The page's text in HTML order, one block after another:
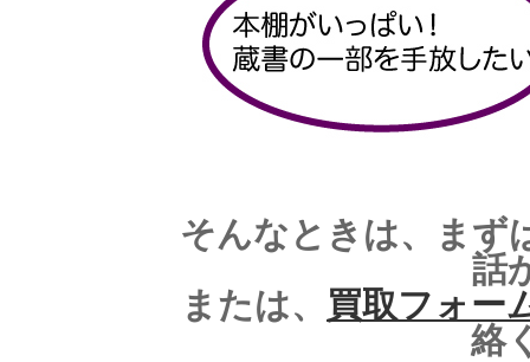
そんなときは、まず
話
ま たは、 買取フォー
絡